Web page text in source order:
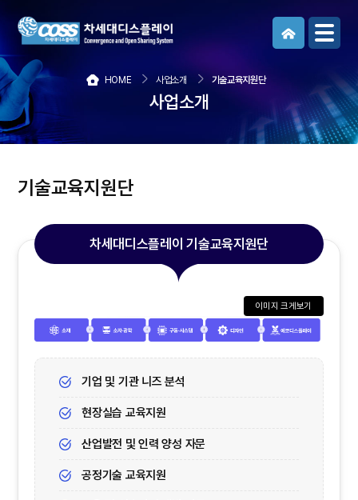
메뉴보기
HOME 사업소개 기술교육지원단
사업소개
기술교육지원단
차세대디스플레이 기술교육지원단
이미지 크게보기
기업 및 기관 니즈 분석
현장실습 교육지원
산업발전 및 인력 양성 자문
공정기술 교육지원